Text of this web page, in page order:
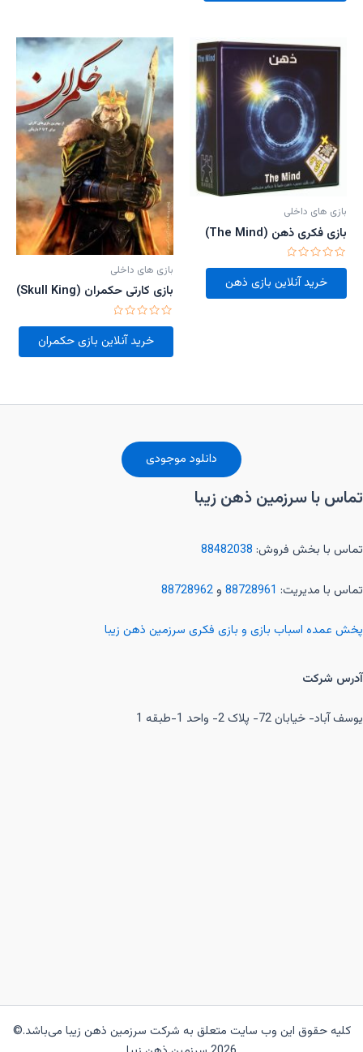
بازی های داخلی
بازی فکری ذهن (The Mind)
امتیاز
5
خرید آنلاین بازی ذهن
بازی های داخلی
بازی کارتی حکمران (Skull King)
امتیاز
5
خرید آنلاین بازی حکمران
دانلود موجودی
تماس با سرزمین ذهن زیبا
تماس با بخش فروش: 88482038
تماس با مدیریت: 88728961 و88728962
پخش عمده اسباب بازی و بازی فکری سرزمین ذهن زیبا
آدرس شرکت
یوسف آباد- خیابان 72- پلاک 2- واحد 1-طبقه 1
کلیه حقوق این وب سایت متعلق به شرکت سرزمین ذهن زیبا می‌باشد.©